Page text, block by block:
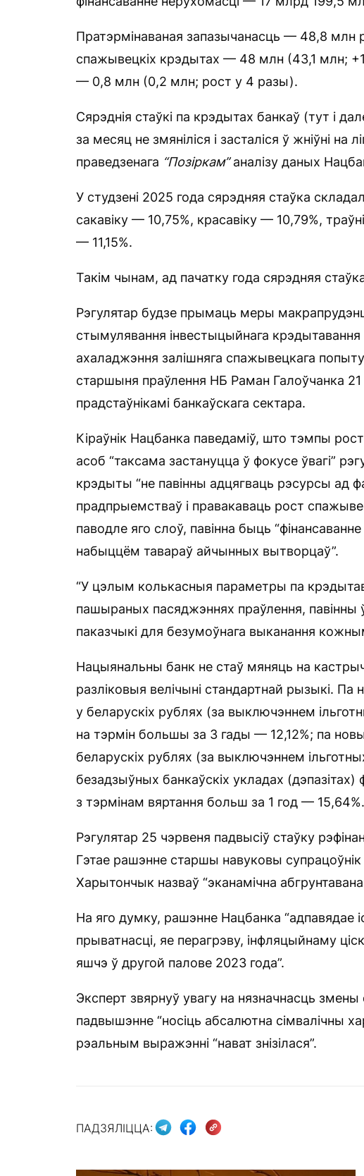
Пратэрмінаваная запазычанасць — 48,8 млн
спажывецкіх крэдытах — 48 млн (43,1 млн;
— 0,8 млн (0,2 млн; рост у 4 разы).
Сярэднія стаўкі па крэдытах банкаў (тут і
за месяц не змяніліся і засталіся ў жніўні на
праведзенага “Позіркам”аналізу даных
У студзені 2025 года сярэдняя стаўка
сакавіку — 10,75%, красавіку — 10,79%,
— 11,15%.
Такім чынам, ад пачатку года сярэдняя
Рэгулятар будзе прымаць меры
стымулявання інвестыцыйнага
ахаладжэння залішняга спажывецкага
старшыня праўлення НБ Раман Галоўчанка 21
прадстаўнікамі банкаўскага сектара.
Кіраўнік Нацбанка паведаміў, што тэмпы
асоб “таксама застануцца ў фокусе ўвагі”
крэдыты “не павінны адцягваць рэсурсы ад
прадпрыемстваў і правакаваць рост
паводле яго слоў, павінна быць
набыццём тавараў айчынных вытворцаў”.
“У цэлым колькасныя параметры па
пашыраных пасяджэннях праўлення, павінны
паказчыкі для безумоўнага выканання
Нацыянальны банк не стаў мяняць на
разліковыя велічыні стандартнай рызыкі.
у беларускіх рублях (за выключэннем
на тэрмін большы за 3 гады — 12,12%; па
беларускіх рублях (за выключэннем
безадзыўных банкаўскіх укладах
з тэрмінам вяртання больш за 1 год — 15,64%.
Рэгулятар 25 чэрвеня падвысіў стаўку
Гэтае рашэнне старшы навуковы
Харытончык назваў “эканамічна
На яго думку, рашэнне Нацбанка “адпавядае
прыватнасці, яе перагрэву, інфляцыйнаму
яшчэ ў другой палове 2023 года”.
Эксперт звярнуў увагу на нязначнасць
падвышэнне “носіць абсалютна сімвалічны
рэальным выражэнні “нават знізілася”.
ПАДЗЯЛІЦЦА: